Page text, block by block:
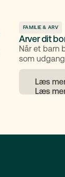
FAMILIE & ARV
Arver dit
Når et barn
som
biologiske
fandt sted
barnet kun
Læs